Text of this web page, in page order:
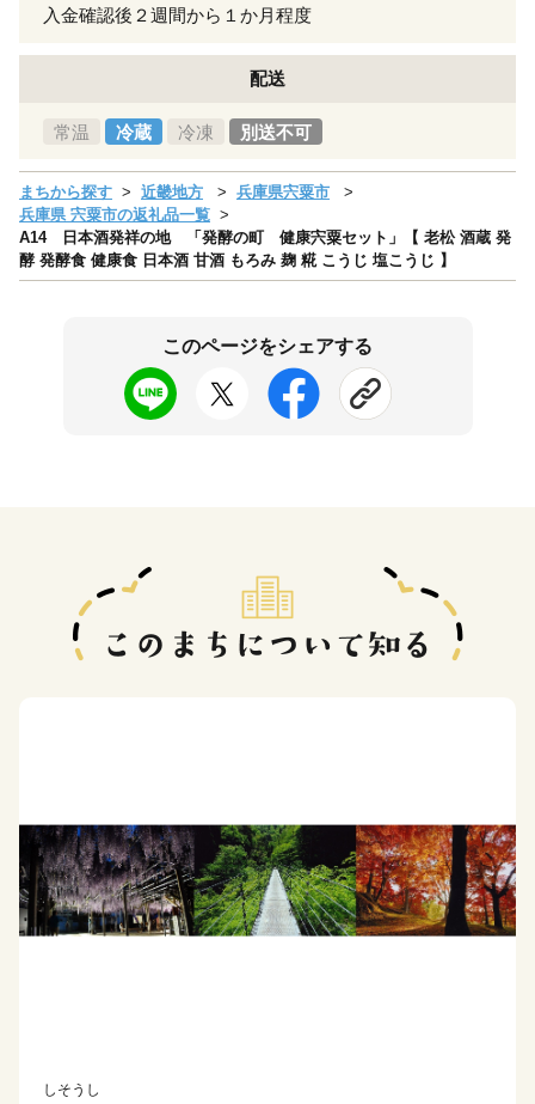
入金確認後２週間から１か月程度
配送
常温 冷蔵 冷凍 別送不可
まちから探す 近畿地方
兵庫県宍粟市
兵庫県 宍粟市の返礼品一覧
A14 日本酒発祥の地 「発酵の町 健康宍粟セット」【 老松 酒蔵 発
酵 発酵食 健康食 日本酒 甘酒 もろみ 麹 糀 こうじ 塩こうじ 】
このページをシェアする
しそうし